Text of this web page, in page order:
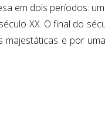
em dois períodos:
XX. O final do
majestáticas e por